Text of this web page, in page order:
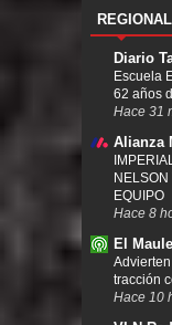
REGIONAL
Diario
Escuela
62 años
Hace 31
Alianza
EQUIPO
Hace 8
El
tracción
Hace 10